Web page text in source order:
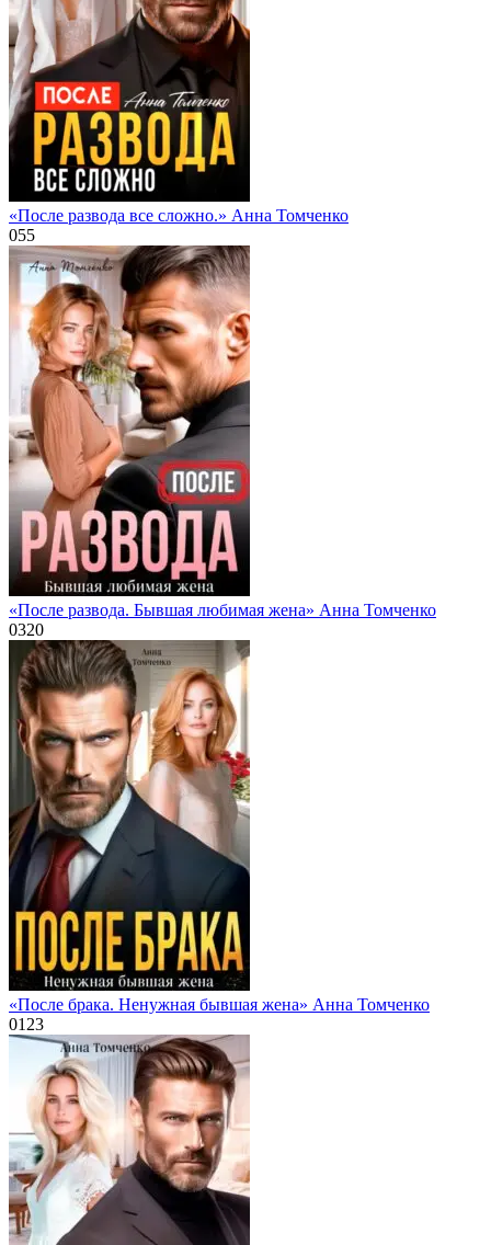
«После развода все сложно.» Анна Томченко
055
«После развода. Бывшая любимая жена» Анна Томченко
0320
«После брака. Ненужная бывшая жена» Анна Томченко
0123